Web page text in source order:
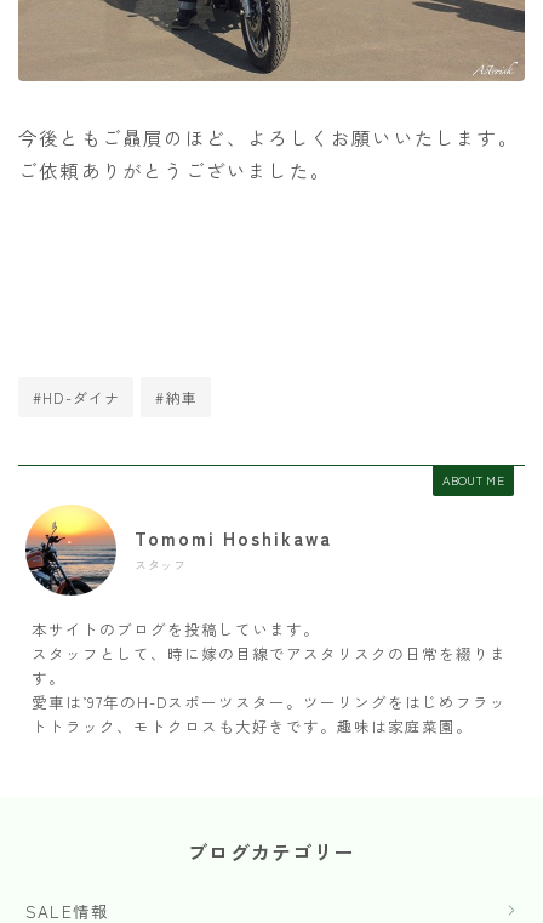
今後ともご贔屓のほど、よろしくお願いいたします。
ご依頼ありがとうございました。
#HD-ダイナ #納車
ABOUT ME
Tomomi Hoshikawa
スタッフ
本サイトのブログを投稿しています。
スタッフとして、時に嫁の目線でアスタリスクの日常を綴りま
す。
愛車は’97年のH-Dスポーツスター。ツーリングをはじめフラッ
トトラック、モトクロスも大好きです。趣味は家庭菜園。
ブログカテゴリー
SALE情報